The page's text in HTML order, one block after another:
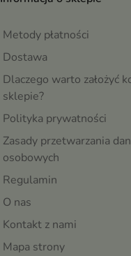
Metody płatności
Dostawa
Dlaczego warto założyć
sklepie?
Polityka prywatności
Zasady przetwarzania
osobowych
Regulamin
O nas
Kontakt z nami
Mapa strony